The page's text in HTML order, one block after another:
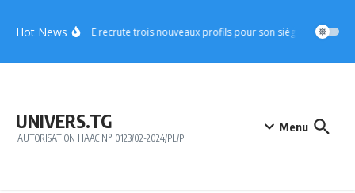
Hot NewsCICA-RE recrute trois nouveaux profils pour son siège à Lomé
UNIVERS.TG
AUTORISATION HAAC N° 0123/02-2024/PL/P
Menu